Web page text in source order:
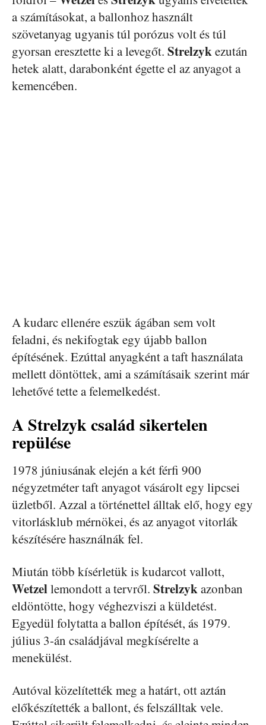
a számításokat, a ballonhoz használt
szövetanyag ugyanis túl porózus volt és túl
gyorsan eresztette ki a levegőt. Strelzykezután
hetek alatt, darabonként égette el az anyagot a
kemencében.
A kudarc ellenére eszük ágában sem volt
feladni, és nekifogtak egy újabb ballon
építésének. Ezúttal anyagként a taft használata
mellett döntöttek, ami a számításaik szerint már
lehetővé tette a felemelkedést.
A Strelzyk család sikertelen
repülése
1978 júniusának elején a két férfi 900
négyzetméter taft anyagot vásárolt egy lipcsei
üzletből. Azzal a történettel álltak elő, hogy egy
vitorlásklub mérnökei, és az anyagot vitorlák
készítésére használnák fel.
Miután több kísérletük is kudarcot vallott,
Wetzellemondott a tervről. Strelzykazonban
eldöntötte, hogy véghezviszi a küldetést.
Egyedül folytatta a ballon építését, ás 1979.
július 3-án családjával megkísérelte a
menekülést.
Autóval közelítették meg a határt, ott aztán
előkészítették a ballont, és felszálltak vele.